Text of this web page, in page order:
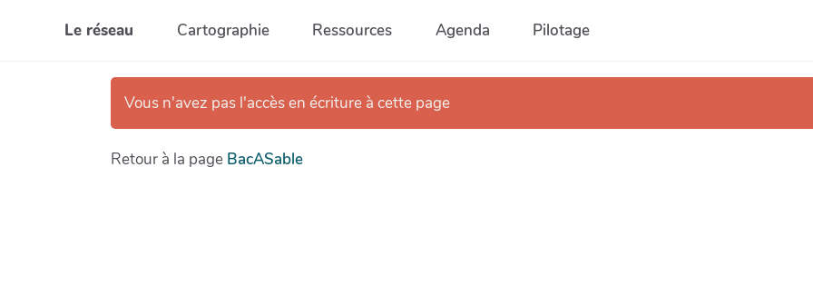
Aller au contenu principal
Le réseau Cartographie Ressources Agenda Pilotage
Vous n'avez pas l'accès en écriture à cette page
Retour à la page BacASable